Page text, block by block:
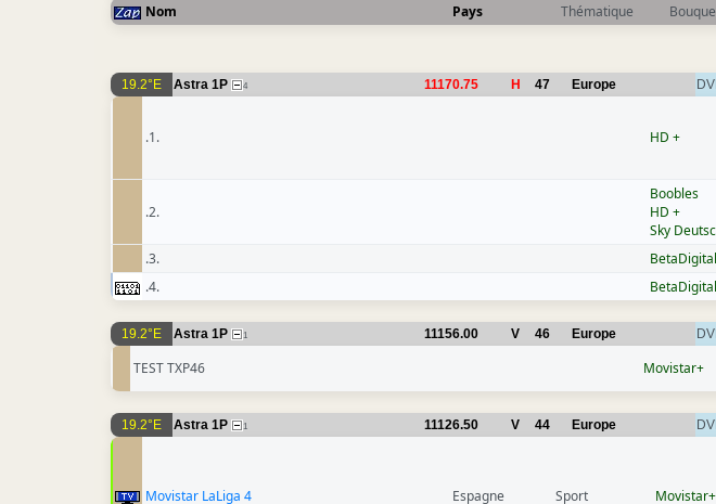
Nom Pays Thématique
19.2°E Astra 1P 4 11170.75 H 47 Europe
.1. HD +
.2.
Boobles
HD +
Sky
.3. BetaDigital
.4.
BetaDigital
19.2°E Astra 1P 1 11156.00 V 46 Europe
TEST TXP46 Movistar+
19.2°E Astra 1P 1 11126.50 V 44 Europe
Movistar LaLiga 4 Espagne Sport Movistar+